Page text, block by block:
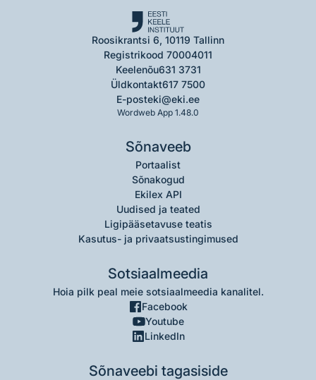
Roosikrantsi 6, 10119 Tallinn
Registrikood 70004011
Keelenõu631 3731
Üldkontakt617 7500
E-posteki@eki.ee
Wordweb App 1.48.0
Sõnaveeb
Portaalist
Sõnakogud
Ekilex API
Uudised ja teated
Ligipääsetavuse teatis
Kasutus- ja privaatsustingimused
Sotsiaalmeedia
Hoia pilk peal meie sotsiaalmeedia kanalitel.
Facebook
Youtube
LinkedIn
Sõnaveebi tagasiside